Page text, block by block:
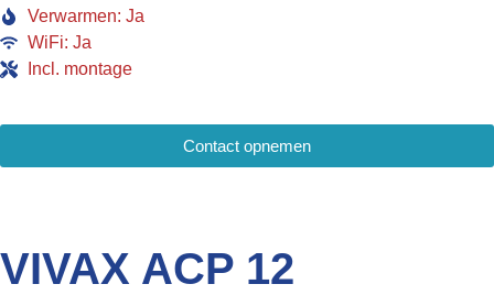
Verwarmen: Ja
WiFi: Ja
Incl. montage
Contact opnemen
VIVAX ACP 12